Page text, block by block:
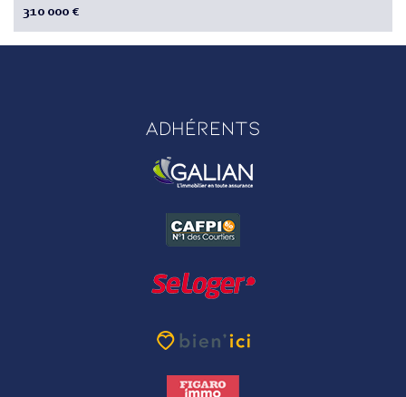
310 000 €
Adhérents